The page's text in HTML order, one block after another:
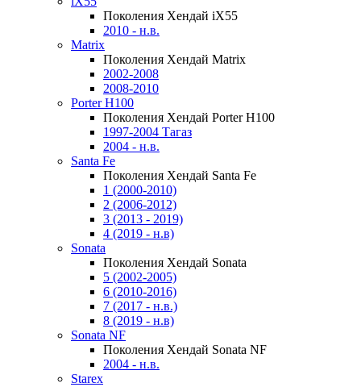
Поколения Хендай iX55
2010 - н.в.
Matrix
Поколения Хендай Matrix
2002-2008
2008-2010
Porter H100
Поколения Хендай Porter H100
1997-2004 Тагаз
2004 - н.в.
Santa Fe
Поколения Хендай Santa Fe
1 (2000-2010)
2 (2006-2012)
3 (2013 - 2019)
4 (2019 - н.в)
Sonata
Поколения Хендай Sonata
5 (2002-2005)
6 (2010-2016)
7 (2017 - н.в.)
8 (2019 - н.в)
Sonata NF
Поколения Хендай Sonata NF
2004 - н.в.
Starex